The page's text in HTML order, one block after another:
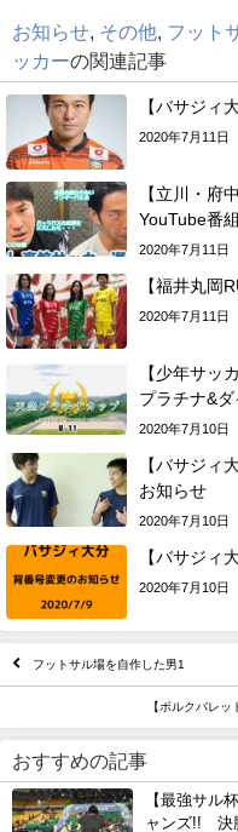
お知らせ その他 フット
ッカーの関連記事
【バサジィ
2020年7月11日
【立川・府
YouTube番
2020年7月11日
【福井丸岡
2020年7月11日
【少年サッ
プラチナ&
2020年7月10日
【バサジィ
お知らせ
2020年7月10日
【バサジィ
2020年7月10日
フットサル場を自作した男1
【ボルクバレ
おすすめの記事
【最強サル
ャンズ!! 決